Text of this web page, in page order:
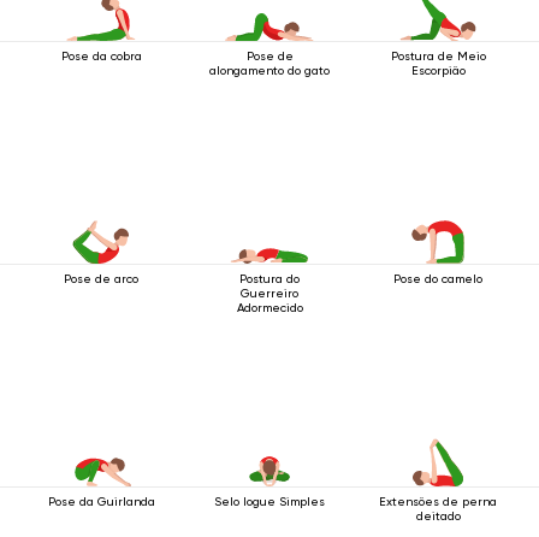
Pose da cobra
Pose de
alongamento do gato
Postura de Meio
Escorpião
Pose de arco
Postura do
Guerreiro
Adormecido
Pose do camelo
Pose da Guirlanda Selo Iogue Simples
Extensões de perna
deitado